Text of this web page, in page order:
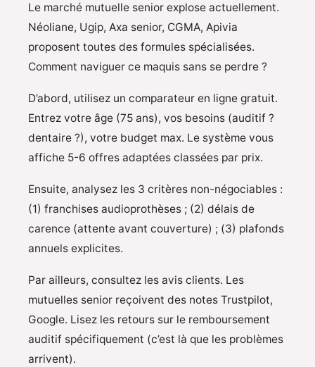
Le marché mutuelle senior explose actuellement.
Néoliane, Ugip, Axa senior, CGMA, Apivia
proposent toutes des formules spécialisées.
Comment naviguer ce maquis sans se perdre ?
D’abord, utilisez un comparateur en ligne gratuit.
Entrez votre âge (75 ans), vos besoins (auditif ?
dentaire ?), votre budget max. Le système vous
affiche 5-6 offres adaptées classées par prix.
Ensuite, analysez les 3 critères non-négociables :
(1) franchises audioprothèses ; (2) délais de
carence (attente avant couverture) ; (3) plafonds
annuels explicites.
Par ailleurs, consultez les avis clients. Les
mutuelles senior reçoivent des notes Trustpilot,
Google. Lisez les retours sur le remboursement
auditif spécifiquement (c’est là que les problèmes
arrivent).